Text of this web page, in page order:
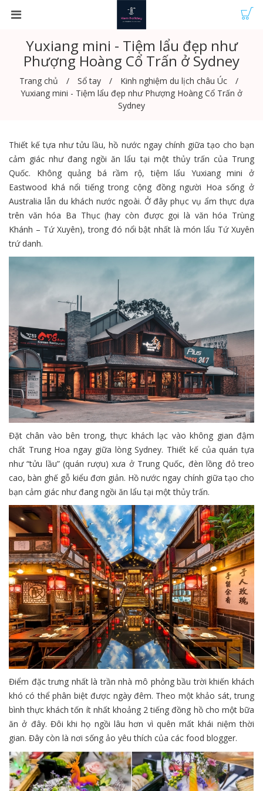
Yuxiang mini - Tiệm lẩu đẹp như
Phượng Hoàng Cổ Trấn ở Sydney
Trang chủ Sổ tay
Kinh nghiệm du lịch châu Úc
Yuxiang mini - Tiệm lẩu đẹp như Phượng Hoàng Cổ Trấn ở
Sydney
Thiết kế tựa như tửu lầu, hồ nước ngay chính giữa tạo cho bạn
cảm giác như đang ngồi ăn lẩu tại một thủy trấn của Trung
Quốc. Không quảng bá rầm rộ, tiệm lẩu Yuxiang mini ở
Eastwood khá nổi tiếng trong cộng đồng người Hoa sống ở
Australia lẫn du khách nước ngoài. Ở đây phục vụ ẩm thực dựa
trên văn hóa Ba Thục (hay còn được gọi là văn hóa Trùng
Khánh – Tứ Xuyên), trong đó nổi bật nhất là món lẩu Tứ Xuyên
trứ danh.
Đặt chân vào bên trong, thực khách lạc vào không gian đậm
chất Trung Hoa ngay giữa lòng Sydney. Thiết kế của quán tựa
như “tửu lầu” (quán rượu) xưa ở Trung Quốc, đèn lồng đỏ treo
cao, bàn ghế gỗ kiểu đơn giản. Hồ nước ngay chính giữa tạo cho
bạn cảm giác như đang ngồi ăn lẩu tại một thủy trấn.
Điểm đặc trưng nhất là trần nhà mô phỏng bầu trời khiến khách
khó có thể phân biệt được ngày đêm. Theo một khảo sát, trung
bình thực khách tốn ít nhất khoảng 2 tiếng đồng hồ cho một bữa
ăn ở đây. Đôi khi họ ngồi lâu hơn vì quên mất khái niệm thời
gian. Đây còn là nơi sống ảo yêu thích của các food blogger.